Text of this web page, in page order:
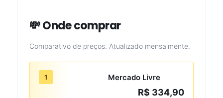
💸 Onde comprar
Comparativo de preços. Atualizado mensalmente.
1 Mercado Livre
R$ 334,90